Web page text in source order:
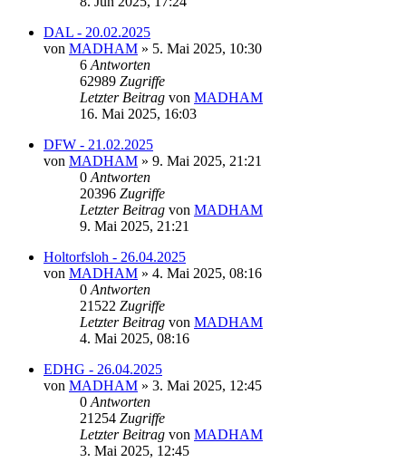
DAL - 20.02.2025
von MADHAM » 5. Mai 2025, 10:30
6 Antworten
62989 Zugriffe
Letzter Beitrag von MADHAM
16. Mai 2025, 16:03
DFW - 21.02.2025
von MADHAM » 9. Mai 2025, 21:21
0 Antworten
20396 Zugriffe
Letzter Beitrag von MADHAM
9. Mai 2025, 21:21
Holtorfsloh - 26.04.2025
von MADHAM » 4. Mai 2025, 08:16
0 Antworten
21522 Zugriffe
Letzter Beitrag von MADHAM
4. Mai 2025, 08:16
EDHG - 26.04.2025
von MADHAM » 3. Mai 2025, 12:45
0 Antworten
21254 Zugriffe
Letzter Beitrag von MADHAM
3. Mai 2025, 12:45